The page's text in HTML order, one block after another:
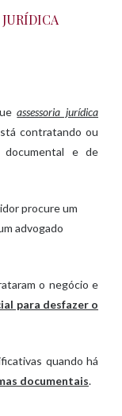
assessoria jurídica
contratando ou
documental e de
procure um
advogado
o negócio e
para desfazer o
quando há
documentais.